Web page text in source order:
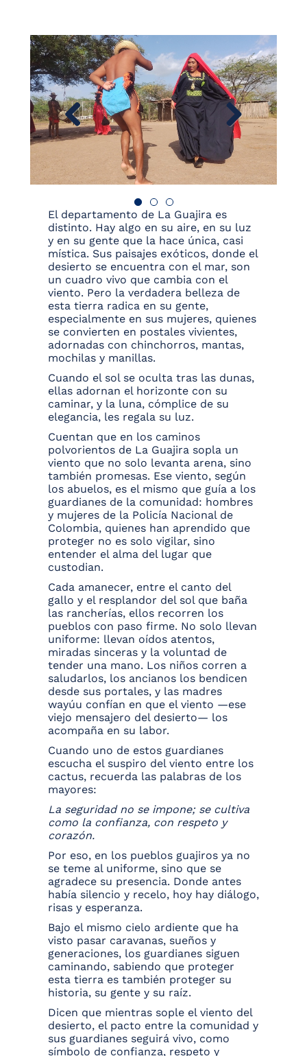
El departamento de La Guajira es
distinto. Hay algo en su aire, en su luz
y en su gente que la hace única, casi
mística. Sus paisajes exóticos, donde el
desierto se encuentra con el mar, son
un cuadro vivo que cambia con el
viento. Pero la verdadera belleza de
esta tierra radica en su gente,
especialmente en sus mujeres, quienes
se convierten en postales vivientes,
adornadas con chinchorros, mantas,
mochilas y manillas.
Cuando el sol se oculta tras las dunas,
ellas adornan el horizonte con su
caminar, y la luna, cómplice de su
elegancia, les regala su luz.
Cuentan que en los caminos
polvorientos de La Guajira sopla un
viento que no solo levanta arena, sino
también promesas. Ese viento, según
los abuelos, es el mismo que guía a los
guardianes de la comunidad: hombres
y mujeres de la Policía Nacional de
Colombia, quienes han aprendido que
proteger no es solo vigilar, sino
entender el alma del lugar que
custodian.
Cada amanecer, entre el canto del
gallo y el resplandor del sol que baña
las rancherías, ellos recorren los
pueblos con paso firme. No solo llevan
uniforme: llevan oídos atentos,
miradas sinceras y la voluntad de
tender una mano. Los niños corren a
saludarlos, los ancianos los bendicen
desde sus portales, y las madres
wayúu confían en que el viento —ese
viejo mensajero del desierto— los
acompaña en su labor.
Cuando uno de estos guardianes
escucha el suspiro del viento entre los
cactus, recuerda las palabras de los
mayores:
La seguridad no se impone; se cultiva
como la confianza, con respeto y
corazón.
Por eso, en los pueblos guajiros ya no
se teme al uniforme, sino que se
agradece su presencia. Donde antes
había silencio y recelo, hoy hay diálogo,
risas y esperanza.
Bajo el mismo cielo ardiente que ha
visto pasar caravanas, sueños y
generaciones, los guardianes siguen
caminando, sabiendo que proteger
esta tierra es también proteger su
historia, su gente y su raíz.
Dicen que mientras sople el viento del
desierto, el pacto entre la comunidad y
sus guardianes seguirá vivo, como
símbolo de confianza, respeto y